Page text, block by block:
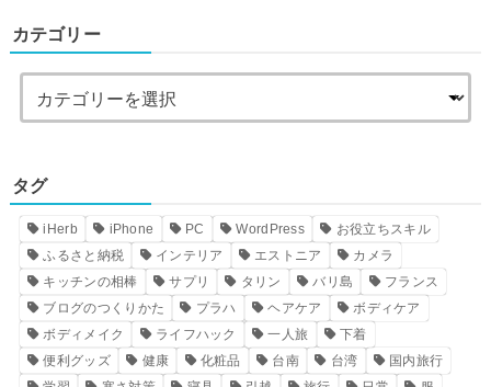
カテゴリー
タグ
iHerb iPhone PC WordPress
お役立ちスキル
ふるさと納税
インテリア エストニア
カメラ
キッチンの相棒
サプリ タリン バリ島
フランス
ブログのつくりかた
プラハ ヘアケア
ボディケア
ボディメイク
ライフハック 一人旅
下着
便利グッズ
健康 化粧品 台南 台湾
国内旅行